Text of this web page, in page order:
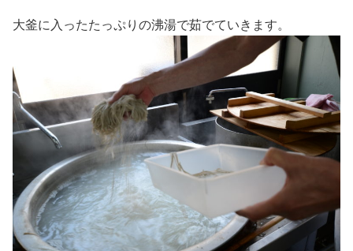
大釜に入ったたっぷりの沸湯で茹でていきます。